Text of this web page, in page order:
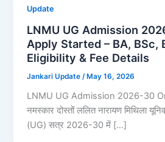
Update
LNMU UG Admission
Apply Started – BA, BSc,
Eligibility & Fee Details
Jankari Update /May 16, 2026
LNMU UG Admission 2026-30
नमस्कार दोस्तों ललित नारायण मिथिला
(UG) सत्र 2026-30 में […]